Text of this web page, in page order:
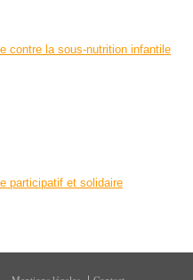
contre la sous-nutrition infantile
participatif et solidaire